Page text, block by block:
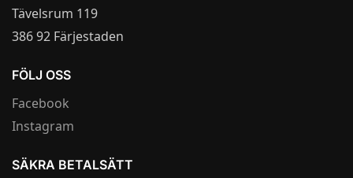
Tävelsrum 119
386 92 Färjestaden
FÖLJ OSS
Facebook
Instagram
SÄKRA BETALSÄTT